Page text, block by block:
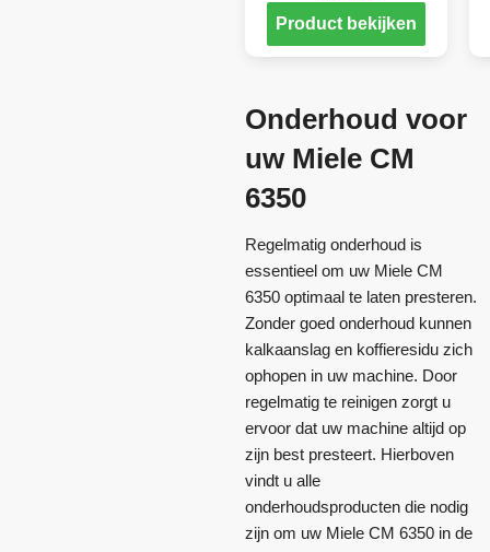
Product bekijken
Onderhoud voor
uw Miele CM
6350
Regelmatig onderhoud is
essentieel om uw Miele CM
6350 optimaal te laten presteren.
Zonder goed onderhoud kunnen
kalkaanslag en koffieresidu zich
ophopen in uw machine. Door
regelmatig te reinigen zorgt u
ervoor dat uw machine altijd op
zijn best presteert. Hierboven
vindt u alle
onderhoudsproducten die nodig
zijn om uw Miele CM 6350 in de